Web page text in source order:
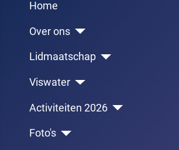
Home
Over ons
Lidmaatschap
Viswater
Activiteiten 2026
Foto's